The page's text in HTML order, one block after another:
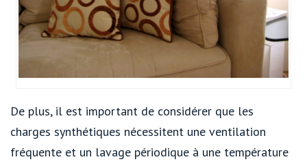
De plus, il est important de considérer que les
charges synthétiques nécessitent une ventilation
fréquente et un lavage périodique à une température